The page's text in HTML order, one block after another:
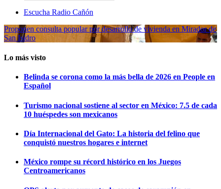
Escucha Radio Cañón
Proponen consulta popular por desarrollo de vivienda en Mirador de
San Isidro
Lo más visto
Belinda se corona como la más bella de 2026 en People en
Español
Turismo nacional sostiene al sector en México: 7.5 de cada
10 huéspedes son mexicanos
Día Internacional del Gato: La historia del felino que
conquistó nuestros hogares e internet
México rompe su récord histórico en los Juegos
Centroamericanos